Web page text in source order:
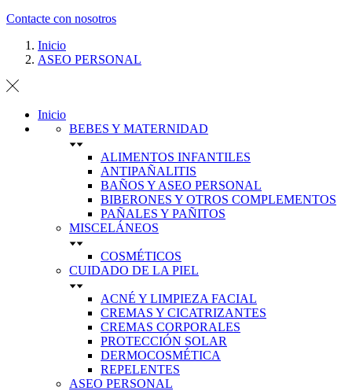
Contacte con nosotros
Inicio
ASEO PERSONAL
Inicio
BEBES Y MATERNIDAD
ALIMENTOS INFANTILES
ANTIPAÑALITIS
BAÑOS Y ASEO PERSONAL
BIBERONES Y OTROS COMPLEMENTOS
PAÑALES Y PAÑITOS
MISCELÁNEOS
COSMÉTICOS
CUIDADO DE LA PIEL
ACNÉ Y LIMPIEZA FACIAL
CREMAS Y CICATRIZANTES
CREMAS CORPORALES
PROTECCIÓN SOLAR
DERMOCOSMÉTICA
REPELENTES
ASEO PERSONAL